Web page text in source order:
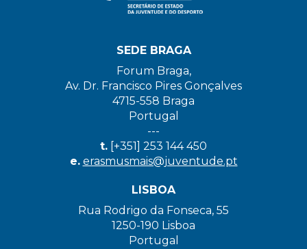
SEDE BRAGA
Forum Braga,
Av. Dr. Francisco Pires Gonçalves
4715-558 Braga
Portugal
---
t. [+351] 253 144 450
e. erasmusmais@juventude.pt
LISBOA
Rua Rodrigo da Fonseca, 55
1250-190 Lisboa
Portugal